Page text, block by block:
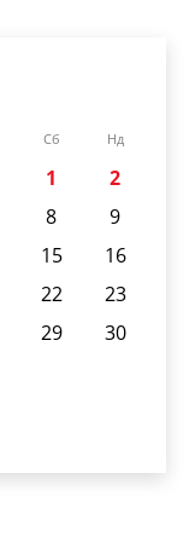
Сб Нд
1
2
8
9
15
16
22
23
29
30